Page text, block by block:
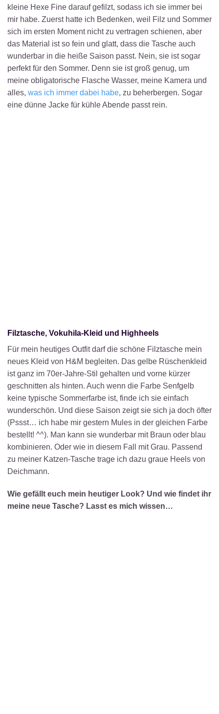
kleine Hexe Fine darauf gefilzt, sodass ich sie immer bei
mir habe. Zuerst hatte ich Bedenken, weil Filz und Sommer
sich im ersten Moment nicht zu vertragen schienen, aber
das Material ist so fein und glatt, dass die Tasche auch
wunderbar in die heiße Saison passt. Nein, sie ist sogar
perfekt für den Sommer. Denn sie ist groß genug, um
meine obligatorische Flasche Wasser, meine Kamera und
alles, was ich immer dabei habe, zu beherbergen. Sogar
eine dünne Jacke für kühle Abende passt rein.
Filztasche, Vokuhila-Kleid und Highheels
Für mein heutiges Outfit darf die schöne Filztasche mein
neues Kleid von H&M begleiten. Das gelbe Rüschenkleid
ist ganz im 70er-Jahre-Stil gehalten und vorne kürzer
geschnitten als hinten. Auch wenn die Farbe Senfgelb
keine typische Sommerfarbe ist, finde ich sie einfach
wunderschön. Und diese Saison zeigt sie sich ja doch öfter
(Pssst… ich habe mir gestern Mules in der gleichen Farbe
bestellt! ^^). Man kann sie wunderbar mit Braun oder blau
kombinieren. Oder wie in diesem Fall mit Grau. Passend
zu meiner Katzen-Tasche trage ich dazu graue Heels von
Deichmann.
Wie gefällt euch mein heutiger Look? Und wie findet ihr
meine neue Tasche? Lasst es mich wissen…